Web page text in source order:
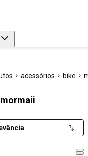
acessórios bike